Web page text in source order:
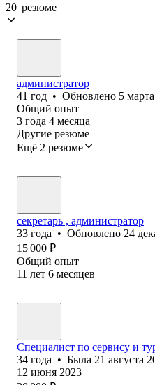
20 резюме
администратор
41 год • Обновлено 5
Общий опыт
3 года 4 месяца
Другие резюме
Ещё 2 резюме
секретарь , администратор
33 года • Обновлено 24
15 000 ₽
Общий опыт
11 лет 6 месяцев
Специалист по сервису и
34 года • Была 21 августа
12 июня 2023